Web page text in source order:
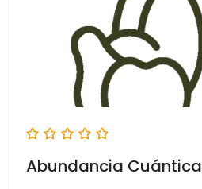
Abundancia Cuántica